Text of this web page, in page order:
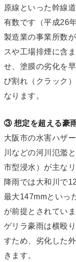
原線といった幹線
有数です（平成26
製造業の事業所数
スや工場排煙に含
せ、塗膜の劣化を
び割れ（クラック
なります。
③ 想定を超える豪
大阪市の水害ハザ
川などの河川氾濫
市型浸水）が主な
降雨では大和川で
最大147mmといっ
が前提とされてい
ゲリラ豪雨は横殴
すため、劣化した
きます。